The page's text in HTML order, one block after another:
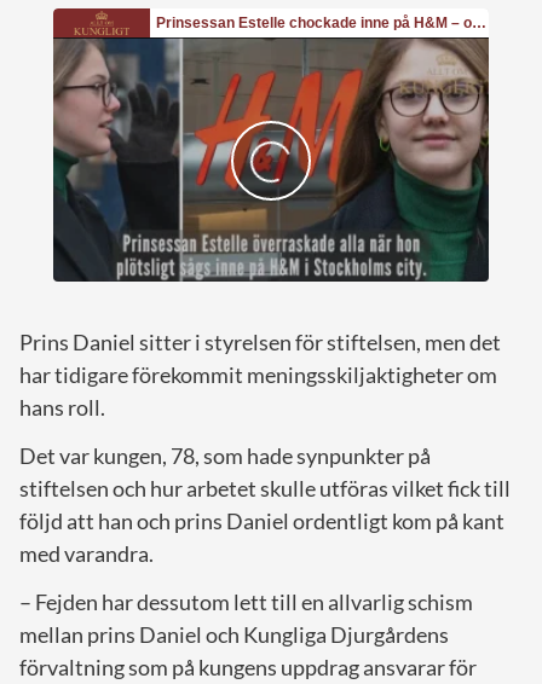
Prins Daniel sitter i styrelsen för stiftelsen, men det
har tidigare förekommit meningsskiljaktigheter om
hans roll.
Det var kungen, 78, som hade synpunkter på
stiftelsen och hur arbetet skulle utföras vilket fick till
följd att han och prins Daniel ordentligt kom på kant
med varandra.
– Fejden har dessutom lett till en allvarlig schism
mellan prins Daniel och Kungliga Djurgårdens
förvaltning som på kungens uppdrag ansvarar för